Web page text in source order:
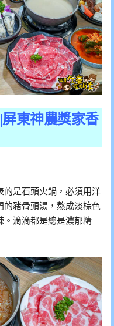
東神農獎家香
的是石頭火鍋，必須用洋
的豬骨頭湯，熬成淡棕色
。滴滴都是總是濃郁精